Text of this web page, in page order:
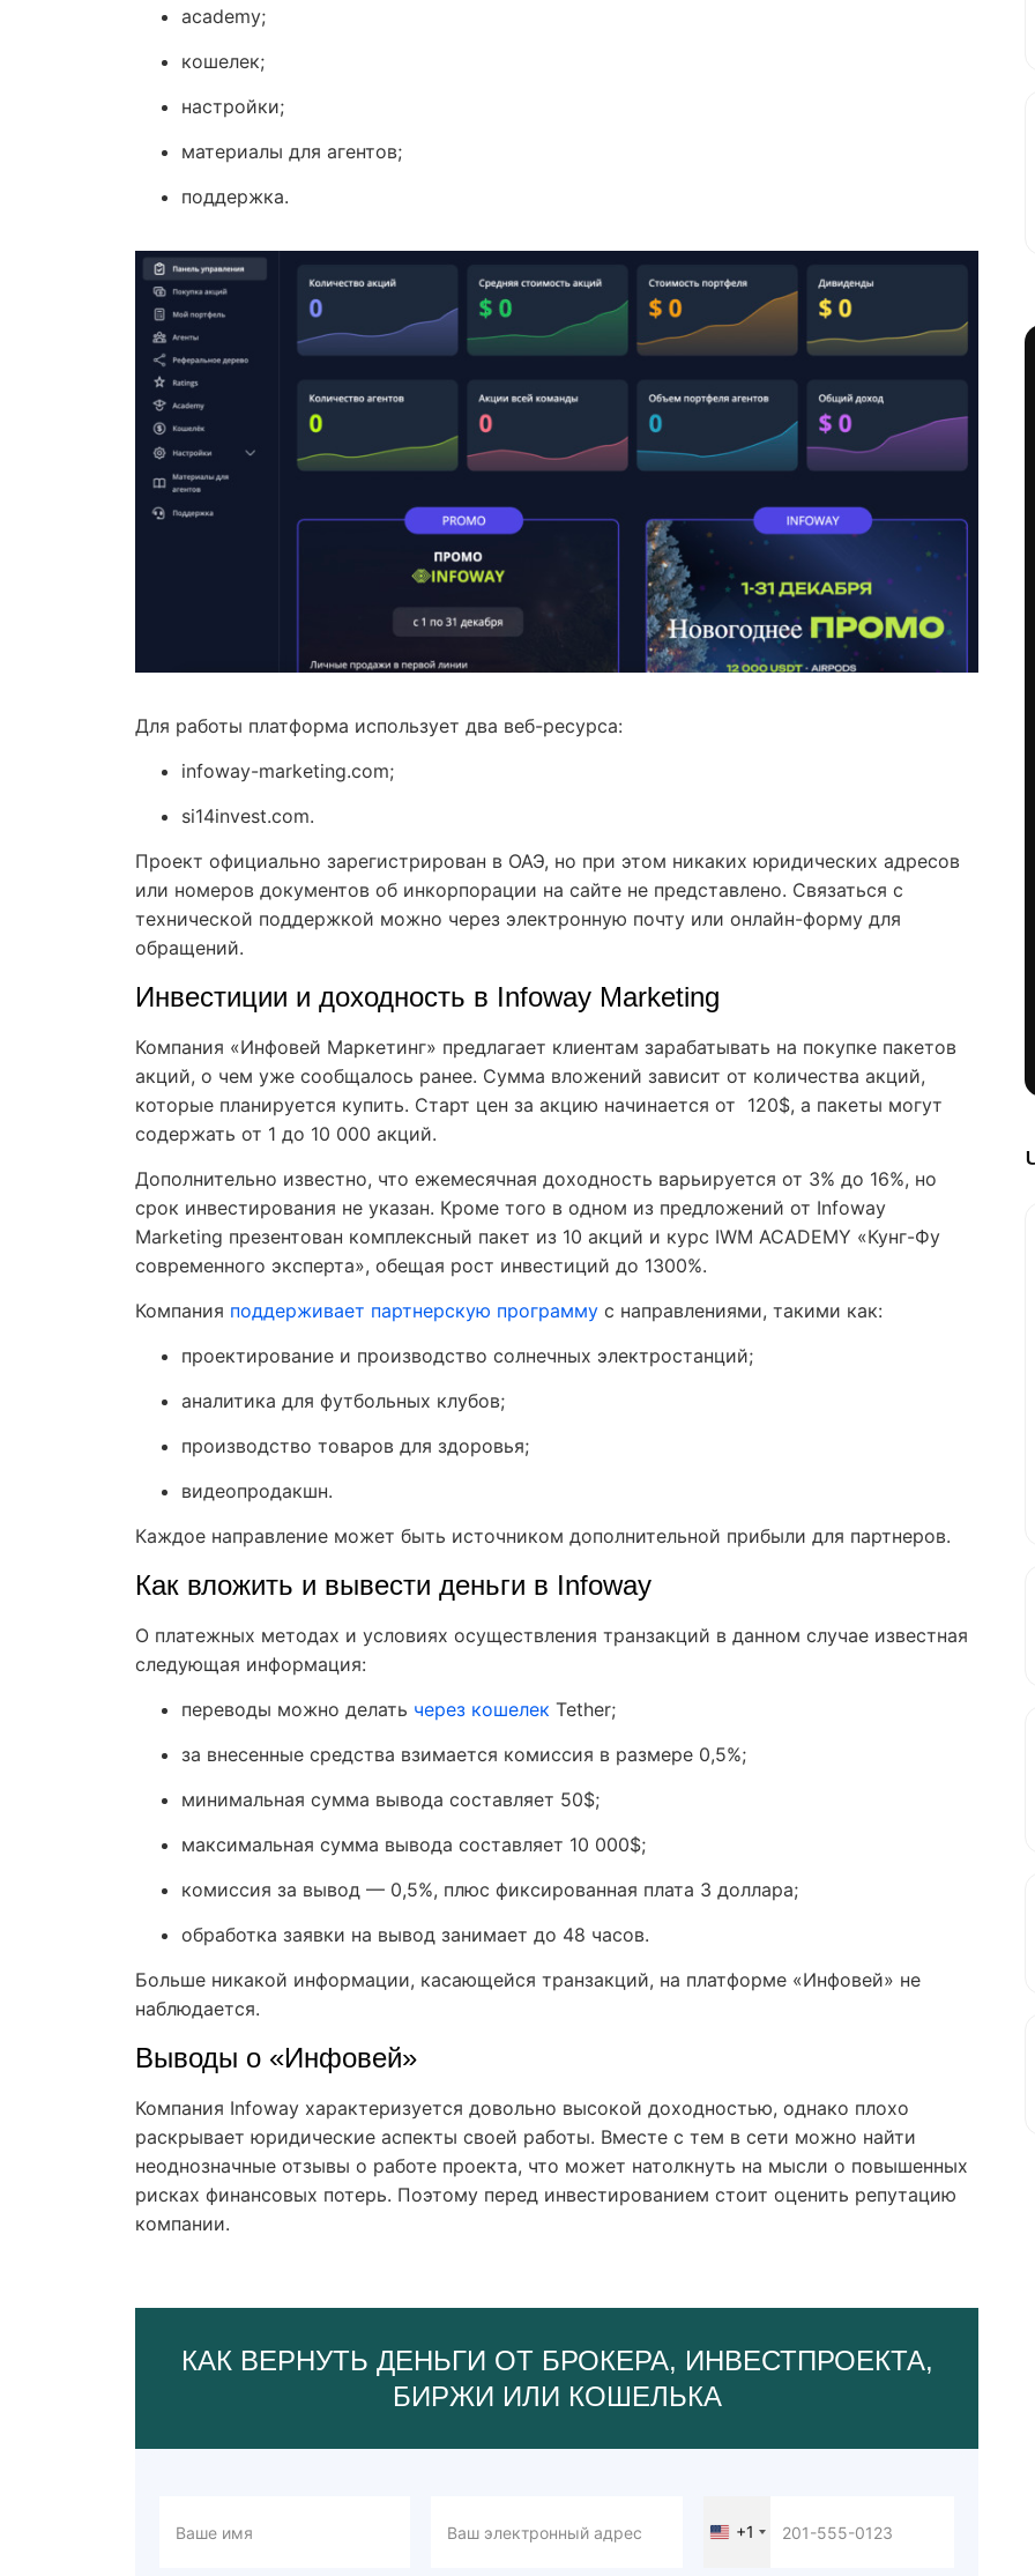
academy;
кошелек;
настройки;
материалы для агентов;
поддержка.
Для работы платформа использует два веб-ресурса:
infoway-marketing.com;
si14invest.com.
Проект официально зарегистрирован в ОАЭ, но при этом никаких юридических адресов
или номеров документов об инкорпорации на сайте не представлено. Связаться с
технической поддержкой можно через электронную почту или онлайн-форму для
обращений.
Инвестиции и доходность в Infoway Marketing
Компания «Инфовей Маркетинг» предлагает клиентам зарабатывать на покупке пакетов
акций, о чем уже сообщалось ранее. Сумма вложений зависит от количества акций,
которые планируется купить. Старт цен за акцию начинается от 120$, а пакеты могут
содержать от 1 до 10 000 акций.
Дополнительно известно, что ежемесячная доходность варьируется от 3% до 16%, но
срок инвестирования не указан. Кроме того в одном из предложений от Infoway
Marketing презентован комплексный пакет из 10 акций и курс IWM ACADEMY «Кунг-Фу
современного эксперта», обещая рост инвестиций до 1300%.
Компания поддерживает партнерскую программу с направлениями, такими как:
проектирование и производство солнечных электростанций;
аналитика для футбольных клубов;
производство товаров для здоровья;
видеопродакшн.
Каждое направление может быть источником дополнительной прибыли для партнеров.
Как вложить и вывести деньги в Infoway
О платежных методах и условиях осуществления транзакций в данном случае известная
следующая информация:
переводы можно делать через кошелек Tether;
за внесенные средства взимается комиссия в размере 0,5%;
минимальная сумма вывода составляет 50$;
максимальная сумма вывода составляет 10 000$;
комиссия за вывод — 0,5%, плюс фиксированная плата 3 доллара;
обработка заявки на вывод занимает до 48 часов.
Больше никакой информации, касающейся транзакций, на платформе «Инфовей» не
наблюдается.
Выводы о «Инфовей»
Компания Infoway характеризуется довольно высокой доходностью, однако плохо
раскрывает юридические аспекты своей работы. Вместе с тем в сети можно найти
неоднозначные отзывы о работе проекта, что может натолкнуть на мысли о повышенных
рисках финансовых потерь. Поэтому перед инвестированием стоит оценить репутацию
компании.
КАК ВЕРНУТЬ ДЕНЬГИ ОТ БРОКЕРА, ИНВЕСТПРОЕКТА,
БИРЖИ ИЛИ КОШЕЛЬКА
United
+1